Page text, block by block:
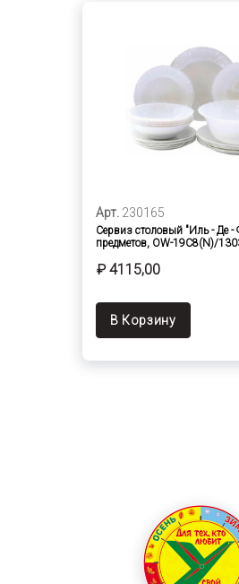
Арт. 230165
Сервиз столовый "Иль - Де -
предметов, OW-19C8(N)/
₽ 4115,00
В Корзину